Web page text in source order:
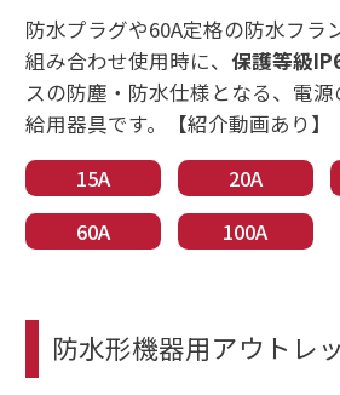
防水プラグや60A定格の防水フラ
組み合わせ使用時に、 保護等級
スの防塵・防水仕様となる、電
給用器具です。【紹介動画あり】
15A
20A
60A
100A
防水形機器用アウトレ